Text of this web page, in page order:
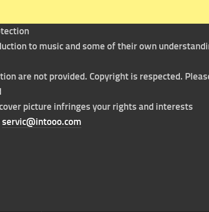
to music and some of their own
are not provided. Copyright is respected.
picture infringes your rights and interests
servic@intooo.com